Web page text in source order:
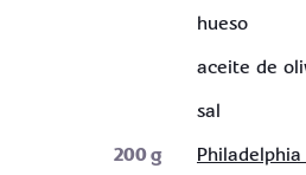
hueso
aceite de
sal
200g